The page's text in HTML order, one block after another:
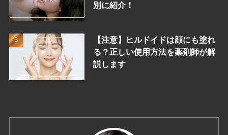
別に紹介！
【注意】ヒルドイドは顔にも塗れ
る？正しい使用方法を薬剤師が解
説します